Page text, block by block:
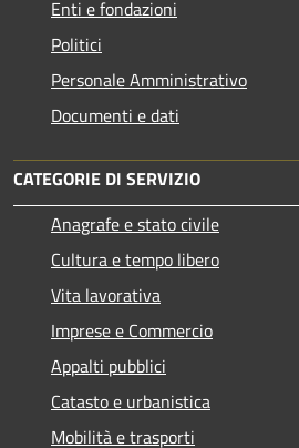
Enti e fondazioni
Politici
Personale Amministrativo
Documenti e dati
CATEGORIE DI SERVIZIO
Anagrafe e stato civile
Cultura e tempo libero
Vita lavorativa
Imprese e Commercio
Appalti pubblici
Catasto e urbanistica
Mobilità e trasporti